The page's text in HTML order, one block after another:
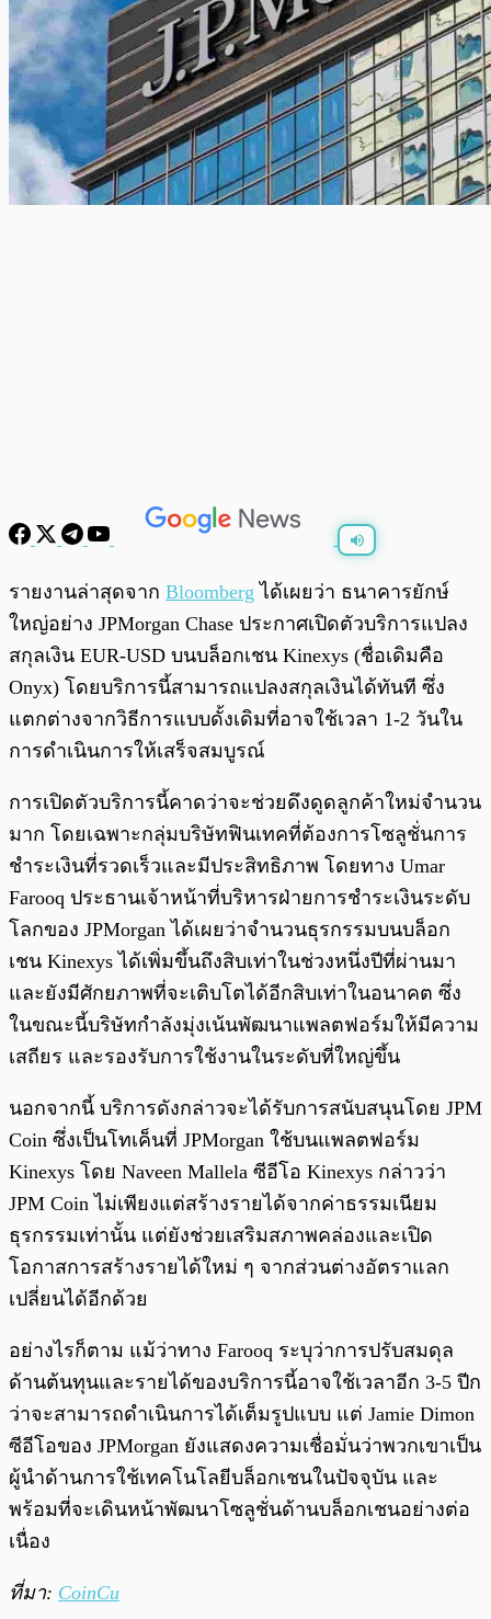
พร้อมเล่น 0:00
รายงานล่าสุดจาก Bloomberg ได้เผยว่า ธนาคารยักษ์
ใหญ่อย่าง JPMorgan Chase ประกาศเปิดตัวบริการแปลง
สกุลเงิน EUR-USD บนบล็อกเชน Kinexys (ชื่อเดิมคือ
Onyx) โดยบริการนี้สามารถแปลงสกุลเงินได้ทันที ซึ่ง
แตกต่างจากวิธีการแบบดั้งเดิมที่อาจใช้เวลา 1-2 วันใน
การดำเนินการให้เสร็จสมบูรณ์
การเปิดตัวบริการนี้คาดว่าจะช่วยดึงดูดลูกค้าใหม่จำนวน
มาก โดยเฉพาะกลุ่มบริษัทฟินเทคที่ต้องการโซลูชั่นการ
ชำระเงินที่รวดเร็วและมีประสิทธิภาพ โดยทาง Umar
Farooq ประธานเจ้าหน้าที่บริหารฝ่ายการชำระเงินระดับ
โลกของ JPMorgan ได้เผยว่าจำนวนธุรกรรมบนบล็อก
เชน Kinexys ได้เพิ่มขึ้นถึงสิบเท่าในช่วงหนึ่งปีที่ผ่านมา
และยังมีศักยภาพที่จะเติบโตได้อีกสิบเท่าในอนาคต ซึ่ง
ในขณะนี้บริษัทกำลังมุ่งเน้นพัฒนาแพลตฟอร์มให้มีความ
เสถียร และรองรับการใช้งานในระดับที่ใหญ่ขึ้น
นอกจากนี้ บริการดังกล่าวจะได้รับการสนับสนุนโดย JPM
Coin ซึ่งเป็นโทเค็นที่ JPMorgan ใช้บนแพลตฟอร์ม
Kinexys โดย Naveen Mallela ซีอีโอ Kinexys กล่าวว่า
JPM Coin ไม่เพียงแต่สร้างรายได้จากค่าธรรมเนียม
ธุรกรรมเท่านั้น แต่ยังช่วยเสริมสภาพคล่องและเปิด
โอกาสการสร้างรายได้ใหม่ ๆ จากส่วนต่างอัตราแลก
เปลี่ยนได้อีกด้วย
อย่างไรก็ตาม แม้ว่าทาง Farooq ระบุว่าการปรับสมดุล
ด้านต้นทุนและรายได้ของบริการนี้อาจใช้เวลาอีก 3-5 ปีก
ว่าจะสามารถดำเนินการได้เต็มรูปแบบ แต่ Jamie Dimon
ซีอีโอของ JPMorgan ยังแสดงความเชื่อมั่นว่าพวกเขาเป็น
ผู้นำด้านการใช้เทคโนโลยีบล็อกเชนในปัจจุบัน และ
พร้อมที่จะเดินหน้าพัฒนาโซลูชั่นด้านบล็อกเชนอย่างต่อ
เนื่อง
ที่มา: CoinCu